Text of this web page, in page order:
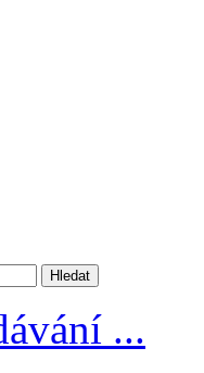
...